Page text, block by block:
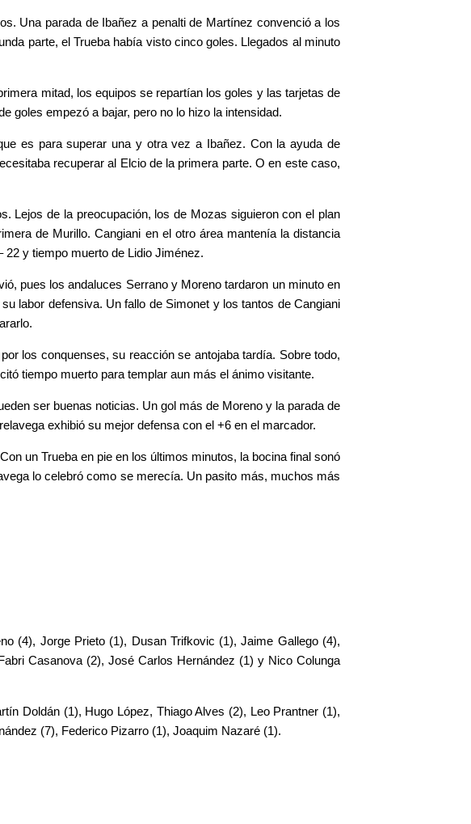
Una parada de Ibañez a penalti de Martínez convenció a los
parte, el Trueba había visto cinco goles. Llegados al minuto
mitad, los equipos se repartían los goles y las tarjetas de
goles empezó a bajar, pero no lo hizo la intensidad.
es para superar una y otra vez a Ibañez. Con la ayuda de
recuperar al Elcio de la primera parte. O en este caso,
Lejos de la preocupación, los de Mozas siguieron con el plan
de Murillo. Cangiani en el otro área mantenía la distancia
22 y tiempo muerto de Lidio Jiménez.
pues los andaluces Serrano y Moreno tardaron un minuto en
labor defensiva. Un fallo de Simonet y los tantos de Cangiani
los conquenses, su reacción se antojaba tardía. Sobre todo,
tiempo muerto para templar aun más el ánimo visitante.
ser buenas noticias. Un gol más de Moreno y la parada de
exhibió su mejor defensa con el +6 en el marcador.
un Trueba en pie en los últimos minutos, la bocina final sonó
lo celebró como se merecía. Un pasito más, muchos más
(4), Jorge Prieto (1), Dusan Trifkovic (1), Jaime Gallego (4),
Casanova (2), José Carlos Hernández (1) y Nico Colunga
Doldán (1), Hugo López, Thiago Alves (2), Leo Prantner (1),
(7), Federico Pizarro (1), Joaquim Nazaré (1).